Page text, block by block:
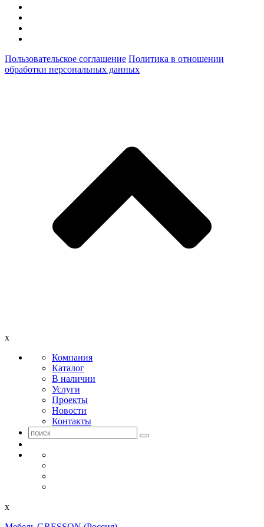
Пользовательское соглашение Политика в отношении
обработки персональных данных
x
Компания
Каталог
В наличии
Услуги
Проекты
Новости
Контакты
x